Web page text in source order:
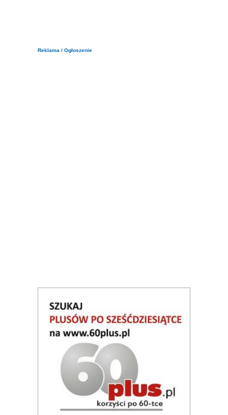
Reklama / Ogłoszenie